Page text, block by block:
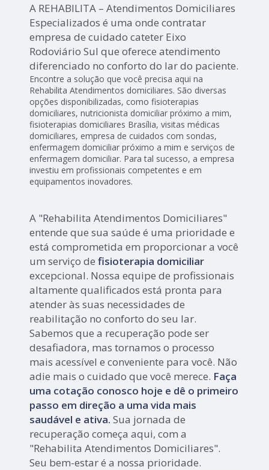
A REHABILITA – Atendimentos Domiciliares
Especializados é uma onde contratar
empresa de cuidado cateter Eixo
Rodoviário Sul que oferece atendimento
diferenciado no conforto do lar do paciente.
Encontre a solução que você precisa aqui na
Rehabilita Atendimentos domiciliares. São diversas
opções disponibilizadas, como fisioterapias
domiciliares, nutricionista domiciliar próximo a mim,
fisioterapias domiciliares Brasília, visitas médicas
domiciliares, empresa de cuidados com sondas,
enfermagem domiciliar próximo a mim e serviços de
enfermagem domiciliar. Para tal sucesso, a empresa
investiu em profissionais competentes e em
equipamentos inovadores.
A "Rehabilita Atendimentos Domiciliares"
entende que sua saúde é uma prioridade e
está comprometida em proporcionar a você
um serviço defisioterapia domiciliar
excepcional. Nossa equipe de profissionais
altamente qualificados está pronta para
atender às suas necessidades de
reabilitação no conforto do seu lar.
Sabemos que a recuperação pode ser
desafiadora, mas tornamos o processo
mais acessível e conveniente para você. Não
adie mais o cuidado que você merece. Faça
uma cotação conosco hoje e dê o primeiro
passo em direção a uma vida mais
saudável e ativa. Sua jornada de
recuperação começa aqui, com a
"Rehabilita Atendimentos Domiciliares".
Seu bem-estar é a nossa prioridade.